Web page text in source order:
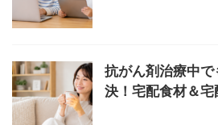
抗がん剤治療中
決！宅配食材＆宅